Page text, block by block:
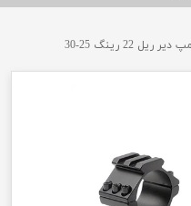
22 رینگ 25-30